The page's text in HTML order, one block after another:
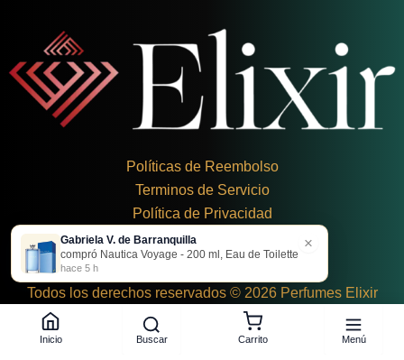
Políticas de Reembolso
Terminos de Servicio
Política de Privacidad
+57 324 248 8379
Todos los derechos reservados © 2026 Perfumes Elixir
Inicio Buscar Carrito Menú
Gabriela V. de Barranquilla
compró Nautica Voyage - 200 ml, Eau de Toilette
hace 5 h
×